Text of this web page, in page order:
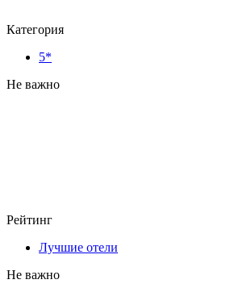
Категория
5*
Не важно
Рейтинг
Лучшие отели
Не важно